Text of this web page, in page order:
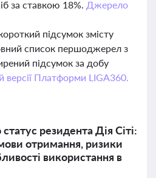
за ставкою 18%. Джерело
підсумок змісту
список першоджерел з
підсумок за добу
версії Платформи LIGA360.
резидента Дія Сіті:
отримання, ризики
використання в